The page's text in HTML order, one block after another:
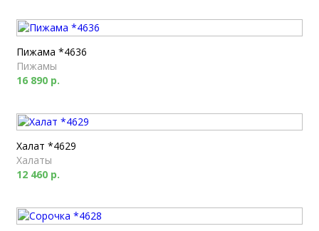
Пижама *4636
Пижамы
16 890 р.
Халат *4629
Халаты
12 460 р.